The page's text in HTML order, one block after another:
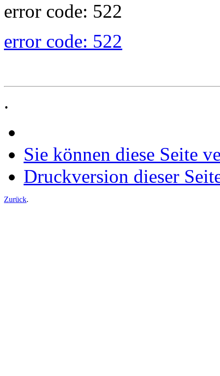
error code: 522
error code: 522
.
Sie können diese Seite
Druckversion dieser
Zurück.